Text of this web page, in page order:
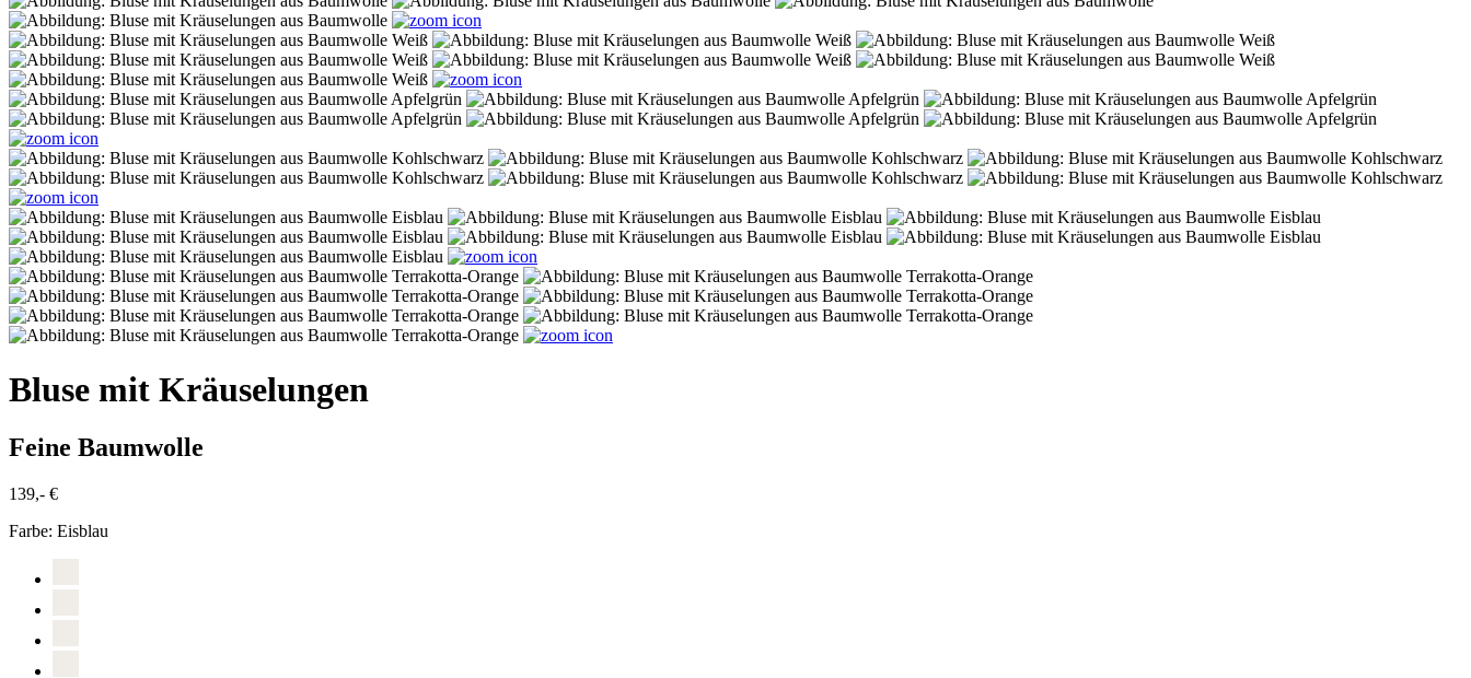
Bluse mit Kräuselungen
Feine Baumwolle
139,- €
Farbe: Eisblau